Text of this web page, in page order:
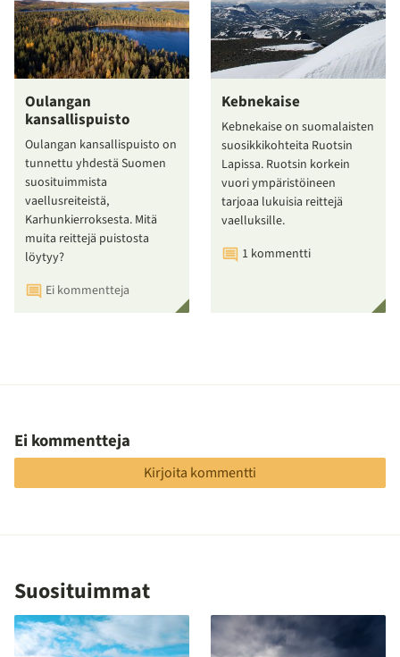
Oulangan
kansallispuisto
Oulangan kansallispuisto on
tunnettu yhdestä Suomen
suosituimmista
vaellusreiteistä,
Karhunkierroksesta. Mitä
muita reittejä puistosta
löytyy?
Ei kommentteja
Kebnekaise
Kebnekaise on suomalaisten
suosikkikohteita Ruotsin
Lapissa. Ruotsin korkein
vuori ympäristöineen
tarjoaa lukuisia reittejä
vaelluksille.
1 kommentti
Ei kommentteja
Kirjoita kommentti
Suosituimmat